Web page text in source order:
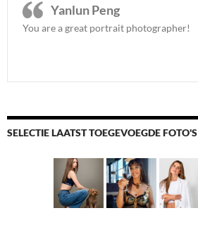
Yanlun Peng
You are a great portrait photographer!
SELECTIE LAATST TOEGEVOEGDE FOTO'S